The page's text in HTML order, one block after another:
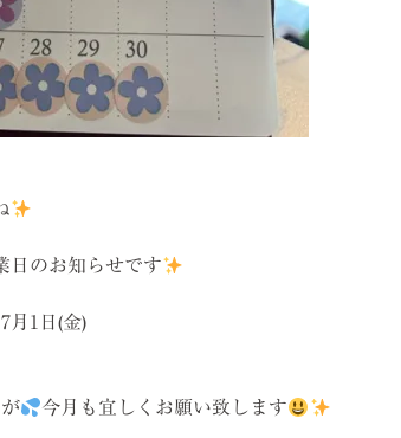
日のお知らせです
月1日(金)
今月も宜しくお願い致します